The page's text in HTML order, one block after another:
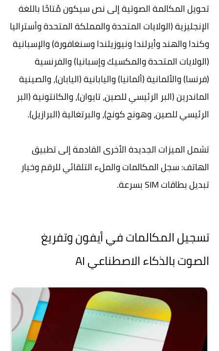
تحويل المكالمة الصوتية إلى نص سيكون مُتاحًا باللغة
الإنجليزية (الولايات المتحدة والمملكة المتحدة وأستراليا
وكندا والهند وأيرلندا ونيوزيلندا وسنغافورة) والإسبانية
(الولايات المتحدة والمكسيك وإسبانيا) والفرنسية
(فرنسا) والألمانية (ألمانيا) واليابانية (اليابان)، والصينية
الماندرين (البر الرئيسي للصين، تايوان)، والكانتونية (البر
الرئيسي للصين، وهونج كونج)، والبرتغالية (البرازيل).
تشمل الميزات الجديدة الأخرى القادمة إلى تطبيق
الهاتف: سجل المكالمات والملء التلقائي للرقم وخيار
تبديل بطاقات SIM بسرعة.
تسجيل المكالمات في أيفون وتفريغ
الصوت بالذكاء الاصطناعي AI